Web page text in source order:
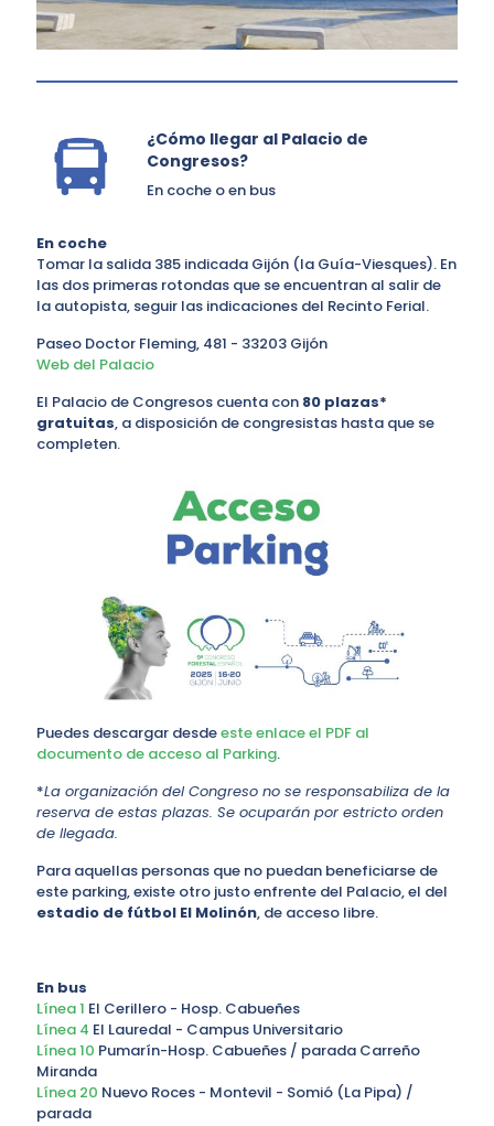
¿Cómo llegar al Palacio de
Congresos?
En coche o en bus
En coche
Tomar la salida 385 indicada Gijón (la Guía-Viesques). En
las dos primeras rotondas que se encuentran al salir de
la autopista, seguir las indicaciones del Recinto Ferial.
Paseo Doctor Fleming, 481 - 33203 Gijón
Web del Palacio
El Palacio de Congresos cuenta con 80 plazas*
gratuitas, a disposición de congresistas hasta que se
completen.
Puedes descargar desdeeste enlace el PDF al
documento de acceso al Parking.
*La organización del Congreso no se responsabiliza de la
reserva de estas plazas. Se ocuparán por estricto orden
de llegada.
Para aquellas personas que no puedan beneficiarse de
este parking, existe otro justo enfrente del Palacio, el del
estadio de fútbol El Molinón, de acceso libre.
En bus
Línea 1 El Cerillero - Hosp. Cabueñes
Línea 4 El Lauredal - Campus Universitario
Línea 10 Pumarín-Hosp. Cabueñes / parada Carreño
Miranda
Línea 20 Nuevo Roces - Montevil - Somió (La Pipa) /
parada